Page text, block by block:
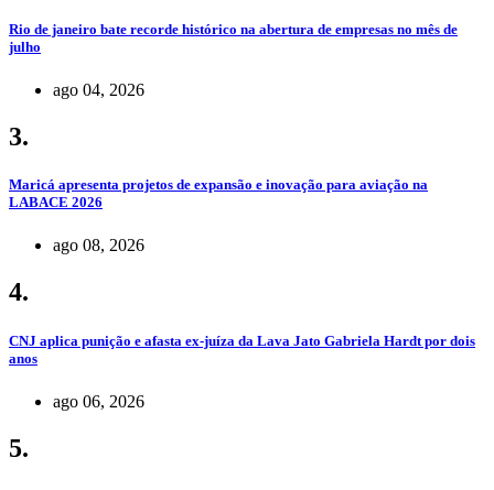
Rio de janeiro bate recorde histórico na abertura de empresas no mês de
julho
ago 04, 2026
3.
Maricá apresenta projetos de expansão e inovação para aviação na
LABACE 2026
ago 08, 2026
4.
CNJ aplica punição e afasta ex-juíza da Lava Jato Gabriela Hardt por dois
anos
ago 06, 2026
5.